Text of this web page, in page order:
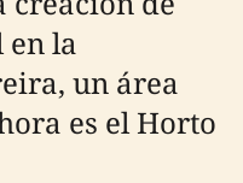
la
un área
es el Horto